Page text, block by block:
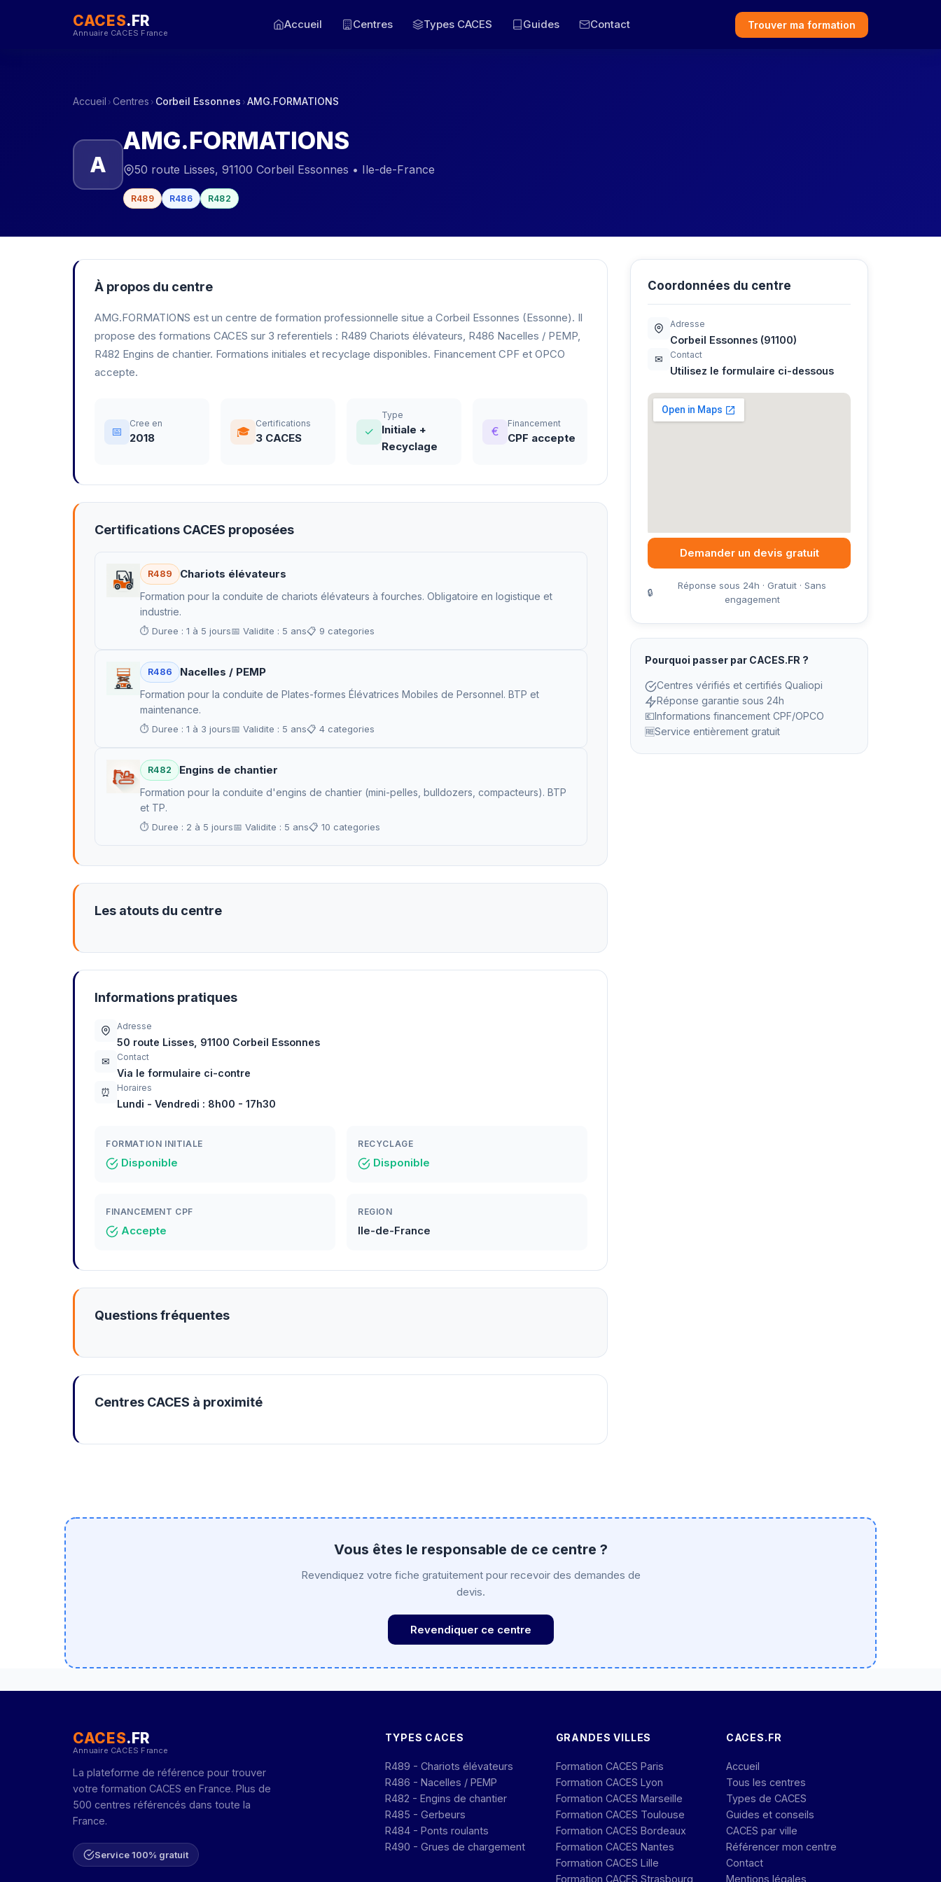
CACES.FR
Annuaire CACES France
Accueil Centres Types CACES Guides Contact Trouver ma formation
Accueil › Centres › Corbeil Essonnes › AMG.FORMATIONS
A
AMG.FORMATIONS
50 route Lisses, 91100 Corbeil Essonnes • Ile-de-France
R489 R486 R482
À propos du centre
AMG.FORMATIONS est un centre de formation professionnelle situe a Corbeil Essonnes (Essonne). Il
propose des formations CACES sur 3 referentiels : R489 Chariots élévateurs, R486 Nacelles / PEMP,
R482 Engins de chantier. Formations initiales et recyclage disponibles. Financement CPF et OPCO
accepte.
📅
Cree en
2018 🎓
Certifications
3 CACES ✓
Type
Initiale +
Recyclage
€
Financement
CPF accepte
Certifications CACES proposées
R489 Chariots élévateurs
Formation pour la conduite de chariots élévateurs à fourches. Obligatoire en logistique et
industrie.
⏱ Duree : 1 à 5 jours📅 Validite : 5 ans📋 9 categories
R486 Nacelles / PEMP
Formation pour la conduite de Plates-formes Élévatrices Mobiles de Personnel. BTP et
maintenance.
⏱ Duree : 1 à 3 jours📅 Validite : 5 ans📋 4 categories
R482 Engins de chantier
Formation pour la conduite d'engins de chantier (mini-pelles, bulldozers, compacteurs). BTP
et TP.
⏱ Duree : 2 à 5 jours📅 Validite : 5 ans📋 10 categories
Les atouts du centre
Informations pratiques
Adresse
50 route Lisses, 91100 Corbeil Essonnes
✉
Contact
Via le formulaire ci-contre
⏰
Horaires
Lundi - Vendredi : 8h00 - 17h30
FORMATION INITIALE
Disponible
RECYCLAGE
Disponible
FINANCEMENT CPF
Accepte
REGION
Ile-de-France
Questions fréquentes
Centres CACES à proximité
Coordonnées du centre
Adresse
Corbeil Essonnes (91100)
✉
Contact
Utilisez le formulaire ci-dessous
Demander un devis gratuit
🔒
Réponse sous 24h · Gratuit · Sans
engagement
Pourquoi passer par CACES.FR ?
Centres vérifiés et certifiés Qualiopi
Réponse garantie sous 24h
💶Informations financement CPF/OPCO
🆓Service entièrement gratuit
Vous êtes le responsable de ce centre ?
Revendiquez votre fiche gratuitement pour recevoir des demandes de
devis.
Revendiquer ce centre
CACES.FR
Annuaire CACES France
La plateforme de référence pour trouver
votre formation CACES en France. Plus de
500 centres référencés dans toute la
France.
Service 100% gratuit
TYPES CACES
R489 - Chariots élévateurs
R486 - Nacelles / PEMP
R482 - Engins de chantier
R485 - Gerbeurs
R484 - Ponts roulants
R490 - Grues de chargement
GRANDES VILLES
Formation CACES Paris
Formation CACES Lyon
Formation CACES Marseille
Formation CACES Toulouse
Formation CACES Bordeaux
Formation CACES Nantes
Formation CACES Lille
Formation CACES Strasbourg
CACES.FR
Accueil
Tous les centres
Types de CACES
Guides et conseils
CACES par ville
Référencer mon centre
Contact
Mentions légales